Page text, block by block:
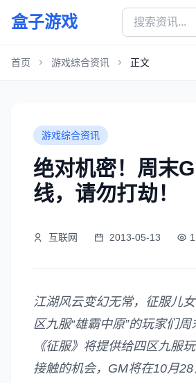
盒子游戏
首页 游戏综合资讯 正文
游戏综合资讯
绝对机密！周末
线，请勿打劫！
互联网 2013-05-13
江湖风云变幻无常，征服儿
区九服“雄霸中原”的玩家们周
《征服》将提供给四区九服
接触的机会，GM将在10月